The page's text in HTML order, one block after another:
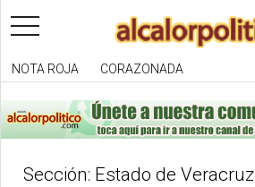
toggle
navigation
NOTA ROJA CORAZONADA
Sección: Estado de Veracruz